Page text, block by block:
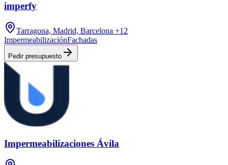
imperfy
Tarragona, Madrid, Barcelona +12
ImpermeabilizaciónFachadas
Pedir presupuesto
Impermeabilizaciones Ávila